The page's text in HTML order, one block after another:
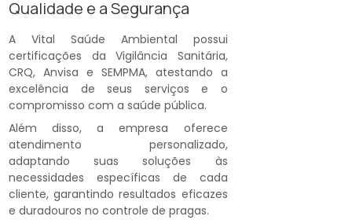
Qualidade e a Segurança
A Vital Saúde Ambiental possui
certificações da Vigilância Sanitária,
CRQ, Anvisa e SEMPMA, atestando a
excelência de seus serviços e o
compromisso com a saúde pública.
Além disso, a empresa oferece
atendimento personalizado,
adaptando suas soluções às
necessidades específicas de cada
cliente, garantindo resultados eficazes
e duradouros no controle de pragas.